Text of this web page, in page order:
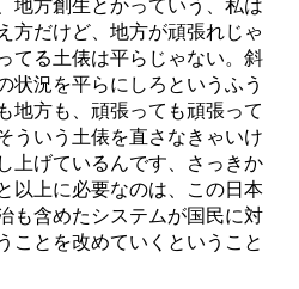
方だけど、地方が頑張れじゃ
てる土俵は平らじゃない。斜
状況を平らにしろというふう
地方も、頑張っても頑張って
ういう土俵を直さなきゃいけ
上げているんです、さっきか
以上に必要なのは、この日本
も含めたシステムが国民に対
ことを改めていくということ